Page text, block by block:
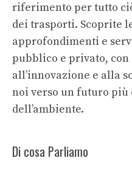
riferimento per tutto
dei trasporti. Scoprite
approfondimenti e
pubblico e privato, con
all’innovazione e alla
noi verso un futuro più
dell’ambiente.
Di cosa Parliamo